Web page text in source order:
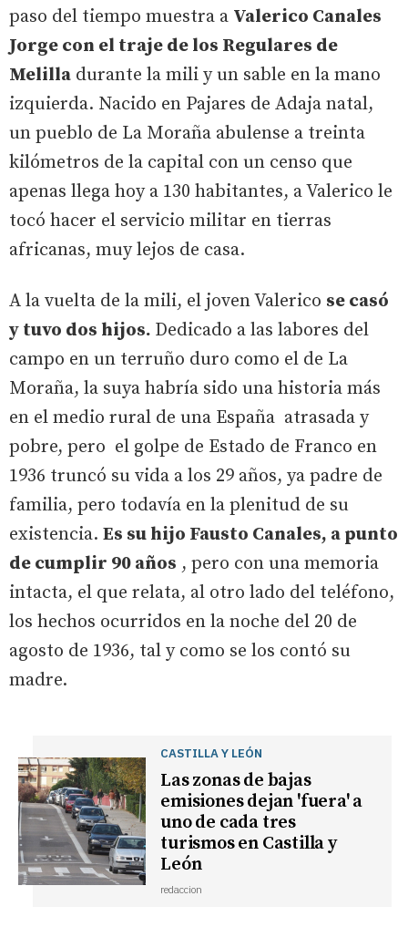
paso del tiempo muestra a Valerico Canales
Jorge con el traje de los Regulares de
Melilla durante la mili y un sable en la mano
izquierda. Nacido en Pajares de Adaja natal,
un pueblo de La Moraña abulense a treinta
kilómetros de la capital con un censo que
apenas llega hoy a 130 habitantes, a Valerico le
tocó hacer el servicio militar en tierras
africanas, muy lejos de casa.
A la vuelta de la mili, el joven Valerico se casó
y tuvo dos hijos. Dedicado a las labores del
campo en un terruño duro como el de La
Moraña, la suya habría sido una historia más
en el medio rural de una España atrasada y
pobre, pero el golpe de Estado de Franco en
1936 truncó su vida a los 29 años, ya padre de
familia, pero todavía en la plenitud de su
existencia. Es su hijo Fausto Canales, a punto
de cumplir 90 años , pero con una memoria
intacta, el que relata, al otro lado del teléfono,
los hechos ocurridos en la noche del 20 de
agosto de 1936, tal y como se los contó su
madre.
CASTILLA Y LEÓN
Las zonas de bajas
emisiones dejan 'fuera' a
uno de cada tres
turismos en Castilla y
León
redaccion